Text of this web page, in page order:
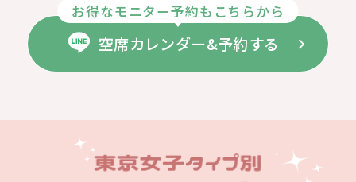
お得なモニター予約もこちらから
空席カレンダー&予約する